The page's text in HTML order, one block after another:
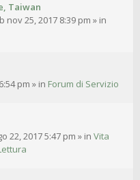
Taiwan
nov 25, 2017 8:39 pm » in
pm » in Forum di Servizio
22, 2017 5:47 pm » in Vita